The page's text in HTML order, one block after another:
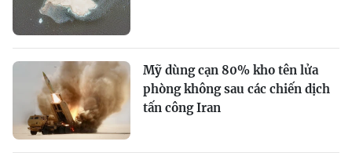
Mỹ dùng cạn 80% kho tên lửa
phòng không sau các chiến dịch
tấn công Iran